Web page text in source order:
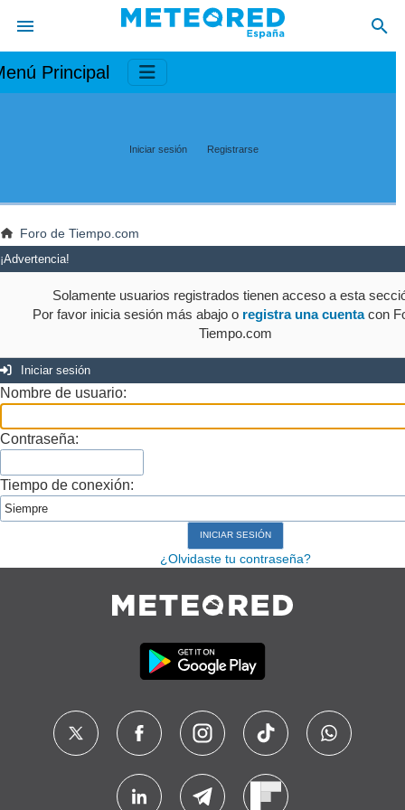
Principal
Iniciar sesión Registrarse
Foro de Tiempo.com
¡Advertencia!
Solamente usuarios registrados tienen acceso a esta
Por favor inicia sesión más abajo o registra una cuentacon
Tiempo.com
Iniciar sesión
Nombre de usuario:
Contraseña:
Tiempo de conexión:
¿Olvidaste tu contraseña?